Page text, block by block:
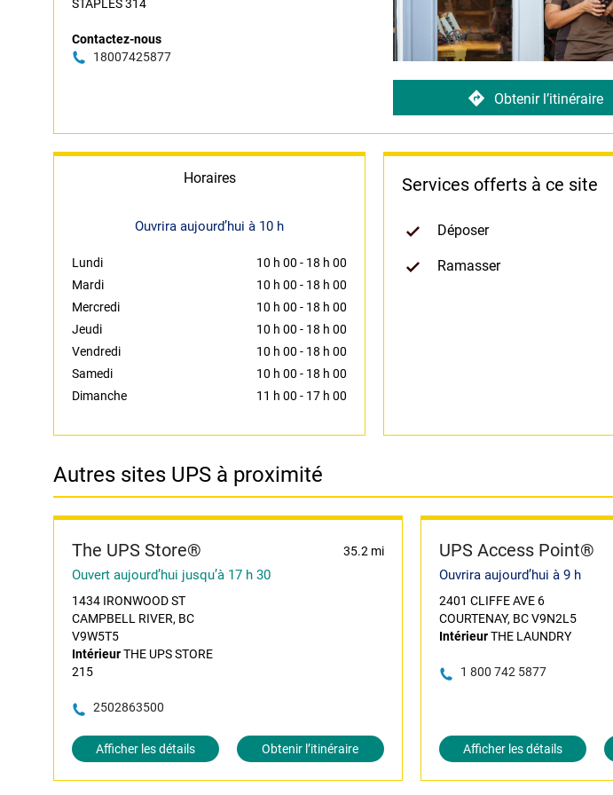
STAPLES 314
Contactez-nous
18007425877
Obtenir l’itinéraire
Horaires
Ouvrira aujourd’hui à 10 h
Lundi 10 h 00 - 18 h 00
Mardi
10 h 00 - 18 h 00
Mercredi
10 h 00 - 18 h 00
Jeudi
10 h 00 - 18 h 00
Vendredi
10 h 00 - 18 h 00
Samedi
10 h 00 - 18 h 00
Dimanche
11 h 00 - 17 h 00
Services offerts à ce site
Déposer
Ramasser
Autres sites UPS à proximité
The UPS Store® 35.2 mi
Ouvert aujourd’hui jusqu’à 17 h 30
1434 IRONWOOD ST
CAMPBELL RIVER, BC
V9W5T5
IntérieurTHE UPS STORE
215
2502863500
Afficher les détails Obtenir l’itinéraire
UPS Access Point®
Ouvrira aujourd’hui à 9 h
2401 CLIFFE AVE 6
COURTENAY, BC V9N2L5
IntérieurTHE LAUNDRY
1 800 742 5877
Afficher les détails